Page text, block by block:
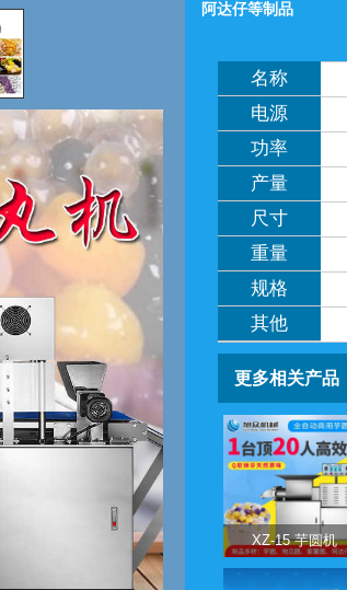
阿达仔等制品
名称
电源
功率
产量
尺寸
重量
规格
其他
更多相关产品
XZ-15 芋圆机